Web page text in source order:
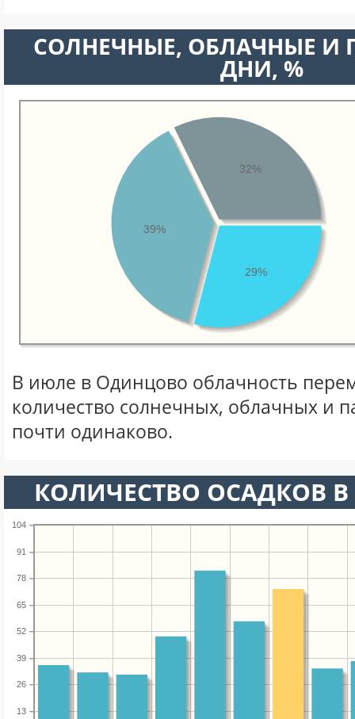
CОЛНЕЧНЫЕ, ОБЛАЧНЫЕ И
ДНИ, %
29%
39%
32%
В июле в Одинцово облачность
количество солнечных, облачных и
почти одинаково.
КОЛИЧЕСТВО ОСАДКОВ
13
26
39
52
65
78
91
104